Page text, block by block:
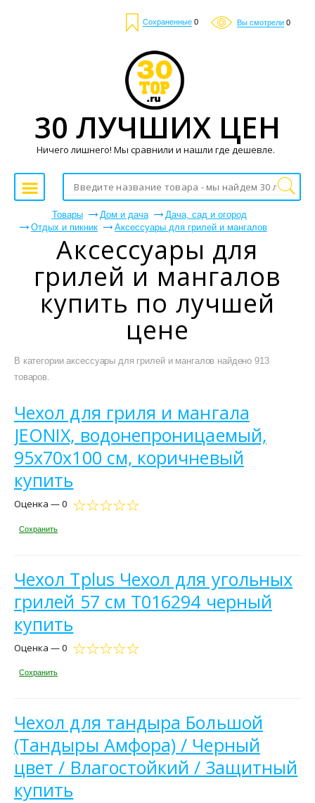
Сохраненные 0 Вы смотрели 0
Товары Дом и дача
Дача, сад и огород
Отдых и пикник
Аксессуары для грилей и мангалов
Аксессуары для
грилей и мангалов
купить по лучшей
цене
В категории аксессуары для грилей и мангалов найдено 913
товаров.
Чехол для гриля и мангала
JEONIX, водонепроницаемый,
95x70x100 см, коричневый
купить
Оценка — 0
Сохранить
Чехол Tplus Чехол для угольных
грилей 57 см T016294 черный
купить
Оценка — 0
Сохранить
Чехол для тандыра Большой
(Тандыры Амфора) / Черный
цвет / Влагостойкий / Защитный
купить
30 ЛУЧШИХ ЦЕН
Ничего лишнего! Мы сравнили и нашли где дешевле.